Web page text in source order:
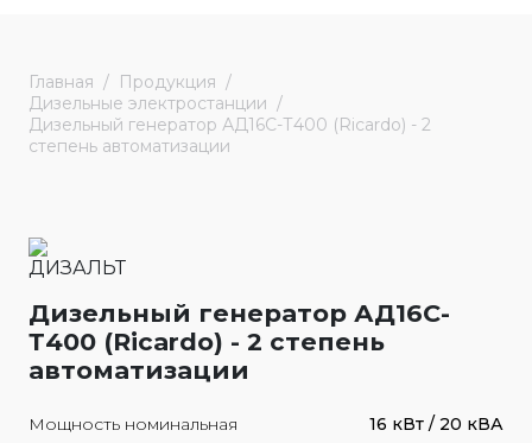
Главная
Продукция
Дизельные электростанции
Дизельный генератор АД16С-Т400 (Ricardo) - 2
степень автоматизации
Дизельный генератор АД16С-
Т400 (Ricardo) - 2 степень
автоматизации
Мощность номинальная
16 кВт / 20 кВА